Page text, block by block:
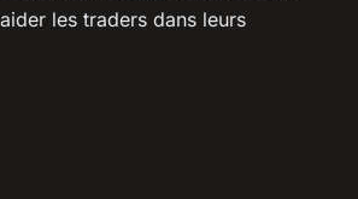
les traders dans leurs